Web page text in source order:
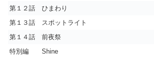
第１２話 ひまわり
第１３話 スポットライト
第１４話 前夜祭
特別編 Shine